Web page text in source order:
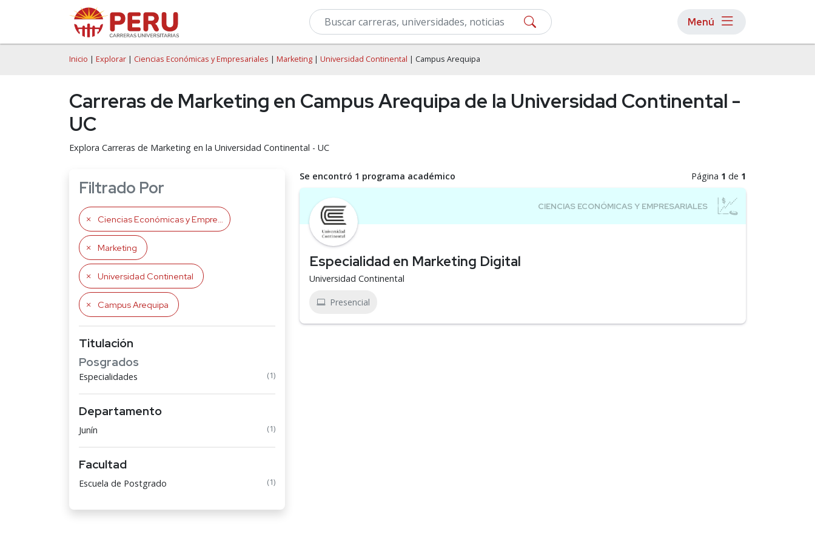
Menú
Inicio | Explorar | Ciencias Económicas y Empresariales | Marketing | Universidad Continental | Campus Arequipa
Carreras de Marketing en Campus Arequipa de la Universidad Continental -
UC
Explora Carreras de Marketing en la Universidad Continental - UC
Filtrado Por
Ciencias Económicas y Empresariales
Marketing
Universidad Continental
Campus Arequipa
Titulación
Posgrados
Especialidades (1)
Departamento
Junín (1)
Facultad
Escuela de Postgrado (1)
Se encontró 1 programa académico Página 1 de 1
Especialidad en Marketing Digital
Universidad Continental
Presencial